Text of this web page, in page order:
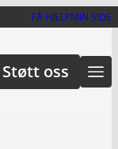
FÅ HJELPMIN SIDE
Støtt oss